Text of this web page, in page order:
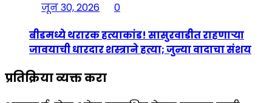
जून 30, 2026
0
बीडमध्ये थरारक हत्याकांड! सासुरवाडीत राहणाऱ्या
जावयाची धारदार शस्त्राने हत्या; जुन्या वादाचा संशय
प्रतिक्रिया व्यक्त करा